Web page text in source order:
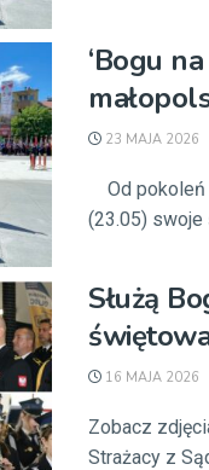
‘Bogu
23 MAJA 2026
Od pokoleń
(23.05) swoje
Służą
16 MAJA 2026
Zobacz
Strażacy z